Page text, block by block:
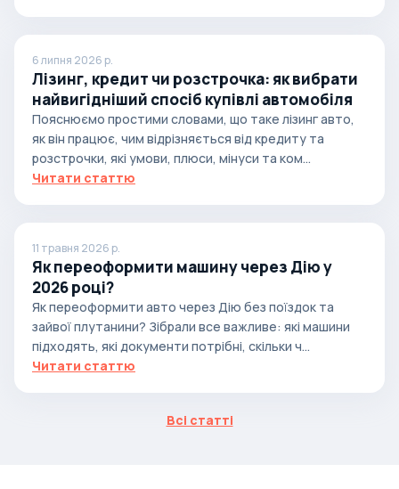
6 липня 2026 р.
Лізинг, кредит чи розстрочка: як вибрати
найвигідніший спосіб купівлі автомобіля
Пояснюємо простими словами, що таке лізинг авто,
як він працює, чим відрізняється від кредиту та
розстрочки, які умови, плюси, мінуси та ком...
Читати статтю
11 травня 2026 р.
Як переоформити машину через Дію у
2026 році?
Як переоформити авто через Дію без поїздок та
зайвої плутанини? Зібрали все важливе: які машини
підходять, які документи потрібні, скільки ч...
Читати статтю
Всі статті